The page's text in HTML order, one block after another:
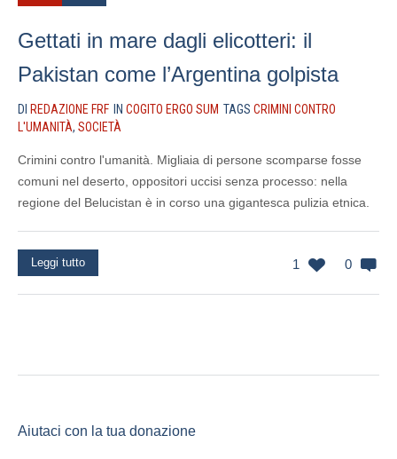
Gettati in mare dagli elicotteri: il
Pakistan come l’Argentina golpista
DI REDAZIONE FRF IN COGITO ERGO SUM TAGS CRIMINI CONTRO
L'UMANITÀ, SOCIETÀ
Crimini contro l'umanità. Migliaia di persone scomparse fosse
comuni nel deserto, oppositori uccisi senza processo: nella
regione del Belucistan è in corso una gigantesca pulizia etnica.
1 0
Leggi tutto
Aiutaci con la tua donazione